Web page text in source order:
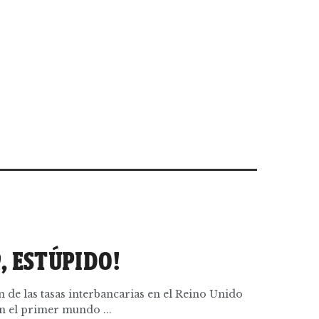
, ESTÚPIDO!
de las tasas interbancarias en el Reino Unido
el primer mundo ...